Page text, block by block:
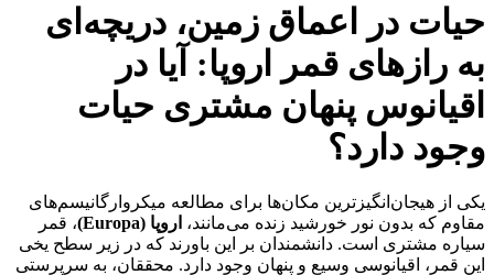
حیات در اعماق زمین، دریچه‌ای
به رازهای قمر اروپا: آیا در
اقیانوس پنهان مشتری حیات
وجود دارد؟
یکی از هیجان‌انگیزترین مکان‌ها برای مطالعه میکروارگانیسم‌های
مقاوم که بدون نور خورشید زنده می‌مانند، اروپا (Europa)
، قمر
سیاره مشتری است. دانشمندان بر این باورند که در زیر سطح یخی
این قمر، اقیانوسی وسیع و پنهان وجود دارد. محققان، به سرپرستی